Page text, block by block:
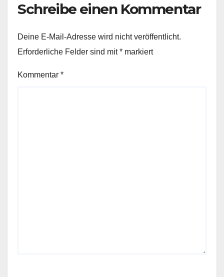
Schreibe einen Kommentar
Deine E-Mail-Adresse wird nicht veröffentlicht.
Erforderliche Felder sind mit* markiert
Kommentar *